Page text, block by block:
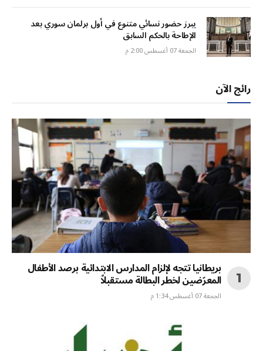
يبرز حضور نسائي متنوع في أول برلمان سوري بعد
الإطاحة بالحكم السابق
الجمعة 07 أغسطس 2:00 م
رائج الآن
بريطانيا تتجه لإلزام المدارس الابتدائية برصد الأطفال
المعرّضين لخطر البطالة مستقبلاً
الجمعة 07 أغسطس 1:34 م